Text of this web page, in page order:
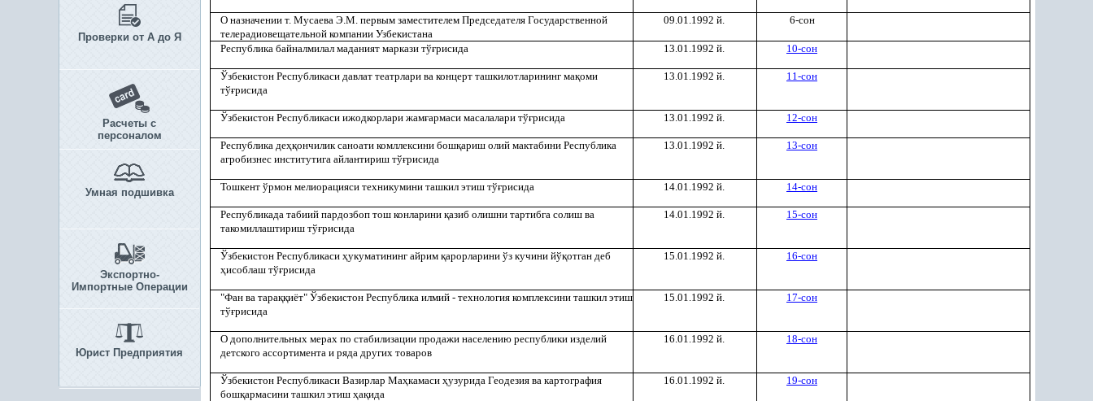
Проверки от А до Я
Расчеты с
персоналом
Умная подшивка
Экспортно-
Импортные Операции
Юрист Предприятия
О назначении т. Мусаева Э.М. первым заместителем Председателя Государственной
телерадиовещательной компании Узбекистана
09.01.1992 й. 6-сон
Республика байналмилал маданият маркази тўғрисида 13.01.1992 й. 10-сон
Ўзбекистон Республикаси давлат театрлари ва концерт ташкилотларининг мақоми
тўғрисида
13.01.1992 й. 11-сон
Ўзбекистон Республикаси ижодкорлари жамғармаси масалалари тўғрисида 13.01.1992 й. 12-сон
Республика деҳқончилик саноати комллексини бошқариш олий мактабини Республика
агробизнес институтига айлантириш тўғрисида
13.01.1992 й. 13-сон
Тошкент ўрмон мелиорацияси техникумини ташкил этиш тўғрисида 14.01.1992 й. 14-сон
Республикада табиий пардозбоп тош конларини қазиб олишни тартибга солиш ва
такомиллаштириш тўғрисида
14.01.1992 й. 15-сон
Ўзбекистон Республикаси ҳукуматининг айрим қарорларини ўз кучини йўқотган деб
ҳисоблаш тўғрисида
15.01.1992 й. 16-сон
"Фан ва тараққиёт" Ўзбекистон Республика илмий - технология комплексини ташкил этиш
тўғрисида
15.01.1992 й. 17-сон
О дополнительных мерах по стабилизации продажи населению республики изделий
детского ассортимента и ряда других товаров
16.01.1992 й. 18-сон
Ўзбекистон Республикаси Вазирлар Маҳкамаси ҳузурида Геодезия ва картография
бошқармасини ташкил этиш ҳақида
16.01.1992 й. 19-сон